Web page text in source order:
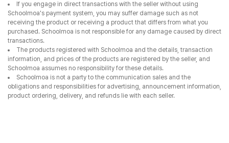
If you engage in direct transactions with the seller without using
Schoolmoa's payment system, you may suffer damage such as not
receiving the product or receiving a product that differs from what you
purchased. Schoolmoa is not responsible for any damage caused by direct
transactions.
The products registered with Schoolmoa and the details, transaction
information, and prices of the products are registered by the seller, and
Schoolmoa assumes no responsibility for these details.
Schoolmoa is not a party to the communication sales and the
obligations and responsibilities for advertising, announcement information,
product ordering, delivery, and refunds lie with each seller.